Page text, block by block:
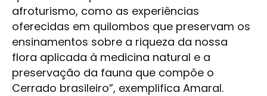
afroturismo, como as experiências
oferecidas em quilombos que preservam os
ensinamentos sobre a riqueza da nossa
flora aplicada à medicina natural e a
preservação da fauna que compõe o
Cerrado brasileiro”, exemplifica Amaral.